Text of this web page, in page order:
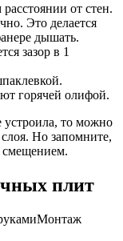
от стен.
Это делается
дышать.
зазор в 1
горячей олифой.
устроила, то можно
Но запомните,
смещением.
плит
Монтаж